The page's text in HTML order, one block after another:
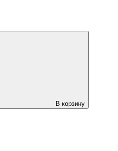
В корзину